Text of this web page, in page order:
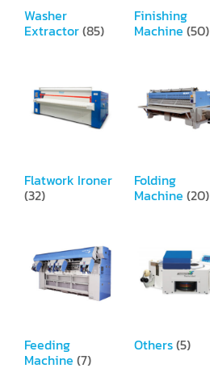
Washer
Extractor(85)
Finishing
Machine (50)
Flatwork Ironer
(32)
Folding
Machine (20)
Feeding
Machine (7)
Others(5)